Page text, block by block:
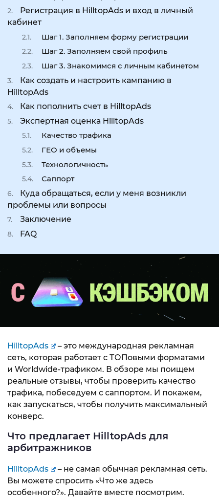
Регистрация в HilltopAds и вход в личный
кабинет
Шаг 1. Заполняем форму регистрации
Шаг 2. Заполняем свой профиль
Шаг 3. Знакомимся с личным кабинетом
Как создать и настроить кампанию в
HilltopAds
Как пополнить счет в HilltopAds
Экспертная оценка HilltopAds
Качество трафика
ГЕО и объемы
Технологичность
Саппорт
Куда обращаться, если у меня возникли
проблемы или вопросы
Заключение
FAQ
HilltopAds
– это международная рекламная
сеть, которая работает с ТОПовыми форматами
и Worldwide-трафиком. В обзоре мы поищем
реальные отзывы, чтобы проверить качество
трафика, побеседуем с саппортом. И покажем,
как запускаться, чтобы получить максимальный
конверс.
Что предлагает HilltopAds для
арбитражников
HilltopAds
– не самая обычная рекламная сеть.
Вы можете спросить «Что же здесь
особенного?». Давайте вместе посмотрим.